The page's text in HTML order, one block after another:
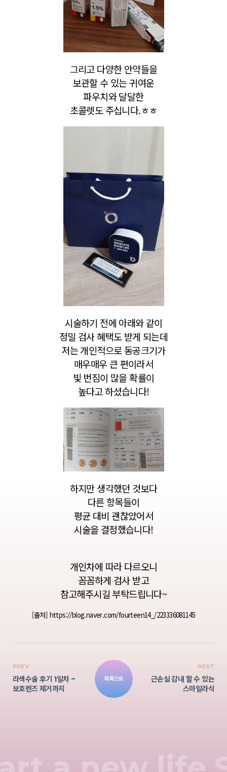
그리고 다양한 안약들을
보관할 수 있는 귀여운
파우치와 달달한
초콜렛도 주십니다.ㅎㅎ
시술하기 전에 아래와 같이
정밀 검사 혜택도 받게 되는데
저는 개인적으로동공크기가
매우매우 큰 편이라서
빛 번짐이 많을 확률이
높다고 하셨습니다!
하지만 생각했던 것보다
다른 항목들이
평균 대비괜찮았어서
시술을 결정했습니다!
개인차에 따라 다르오니
꼼꼼하게 검사 받고
참고해주시길 부탁드립니다~
[출처] https://blog.naver.com/fourteen14_/223336081145
PREV
라섹수술 후기 1일차 ~
보호렌즈 제거까지
목록으로
NEXT
근손실 감내 할 수 있는
스마일라식